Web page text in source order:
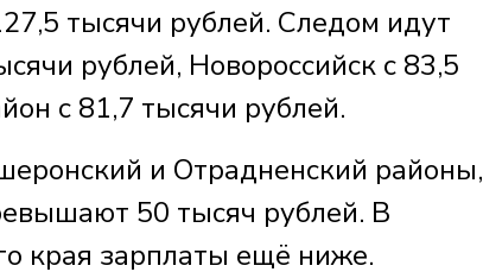
тысячи рублей. Следом идут
рублей, Новороссийск с 83,5
с 81,7 тысячи рублей.
и Отрадненский районы,
50 тысяч рублей. В
края зарплаты ещё ниже.